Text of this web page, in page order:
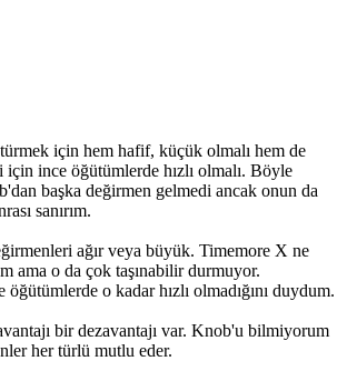
için hem hafif, küçük olmalı hem de
için ince öğütümlerde hızlı olmalı. Böyle
başka değirmen gelmedi ancak onun da
sanırım.
ağır veya büyük. Timemore X ne
ama o da çok taşınabilir durmuyor.
o kadar hızlı olmadığını duydum.
bir dezavantajı var. Knob'u bilmiyorum
her türlü mutlu eder.